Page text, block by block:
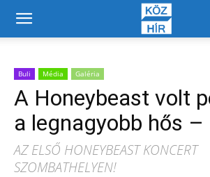
Buli Média Galéria
A Honeybeast volt
a legnagyobb hős –
AZ ELSŐ HONEYBEAST KONCERT
SZOMBATHELYEN!